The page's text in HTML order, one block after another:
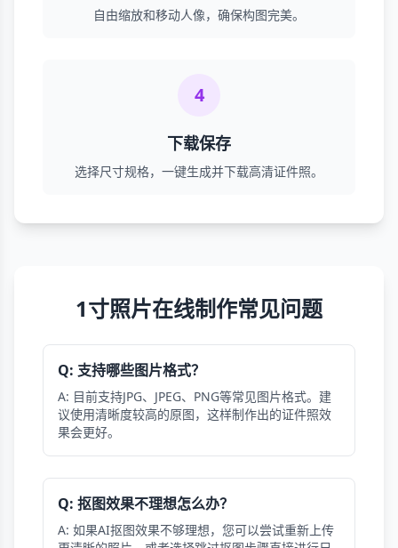
自由缩放和移动人像，确保构图完美。
4
下载保存
选择尺寸规格，一键生成并下载高清证件照。
1寸照片在线制作常见问题
Q: 支持哪些图片格式？
A: 目前支持JPG、JPEG、PNG等常见图片格式。建
议使用清晰度较高的原图，这样制作出的证件照效
果会更好。
Q: 抠图效果不理想怎么办？
A: 如果AI抠图效果不够理想，您可以尝试重新上传